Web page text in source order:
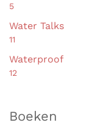
5
Water Talks
11
Waterproof
12
Boeken